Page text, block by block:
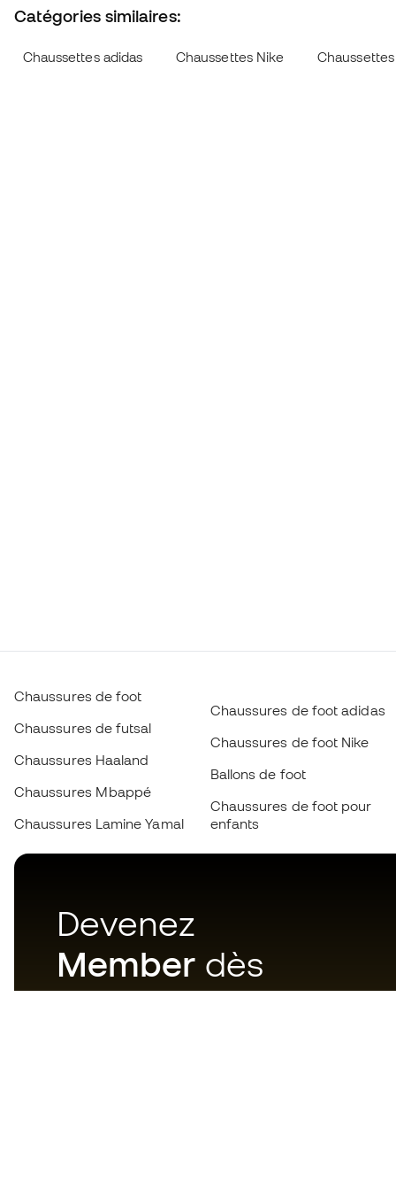
Catégories similaires:
Chaussettes adidas Chaussettes Nike Chaussettes
Chaussures de foot
Chaussures de futsal
Chaussures Haaland
Chaussures Mbappé
Chaussures Lamine Yamal
Chaussures de foot adidas
Chaussures de foot Nike
Ballons de foot
Chaussures de foot pour
enfants
Devenez
Member dès
maintenant